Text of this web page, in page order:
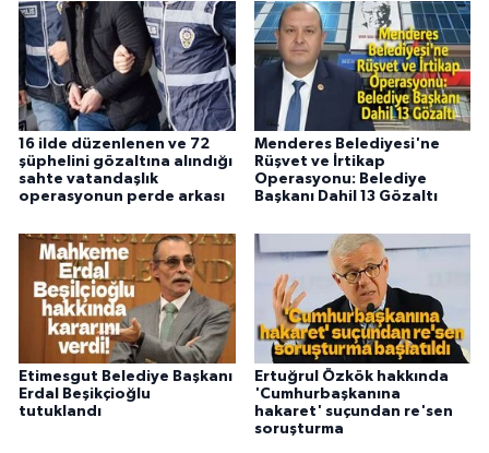
16 ilde düzenlenen ve 72
şüphelini gözaltına alındığı
sahte vatandaşlık
operasyonun perde arkası
Menderes Belediyesi'ne
Rüşvet ve İrtikap
Operasyonu: Belediye
Başkanı Dahil 13 Gözaltı
Etimesgut Belediye Başkanı
Erdal Beşikçioğlu
tutuklandı
Ertuğrul Özkök hakkında
'Cumhurbaşkanına
hakaret' suçundan re'sen
soruşturma